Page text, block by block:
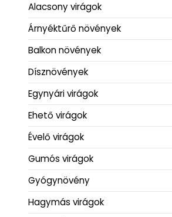
Alacsony virágok
Árnyéktűrő növények
Balkon növények
Dísznövények
Egynyári virágok
Ehető virágok
Évelő virágok
Gumós virágok
Gyógynövény
Hagymás virágok